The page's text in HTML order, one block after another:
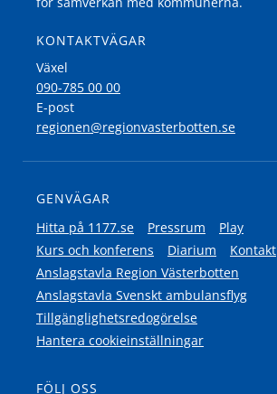
KONTAKTVÄGAR
Växel
090-785 00 00
E-post
regionen@regionvasterbotten.se
GENVÄGAR
Hitta på 1177.se
Pressrum
Play
Kurs och konferens
Diarium
Kontakt
Anslagstavla Region Västerbotten
Anslagstavla Svenskt ambulansflyg
Tillgänglighetsredogörelse
Hantera cookieinställningar
FÖLJ OSS